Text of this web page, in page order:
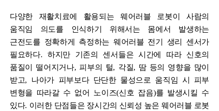
다양한 재활치료에 활용되는 웨어러블 로봇이 사람의
움직임 의도를 인식하기 위해서는 몸에서 발생하는
근전도를 정확하게 측정하는 웨어러블 전기 생리 센서가
필요하다. 하지만 기존의 센서들은 시간에 따라 신호의
품질이 떨어지거나, 피부의 털, 각질, 땀 등의 영향을 많이
받고, 나아가 피부보다 단단한 물성으로 움직임 시 피부
변형을 따라갈 수 없어 노이즈(신호 잡음)를 발생시킬 수
있다. 이러한 단점들은 장시간의 신뢰성 높은 웨어러블 로봇